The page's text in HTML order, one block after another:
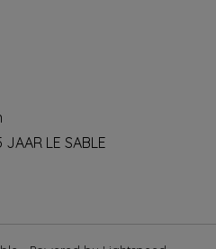
LE SABLE